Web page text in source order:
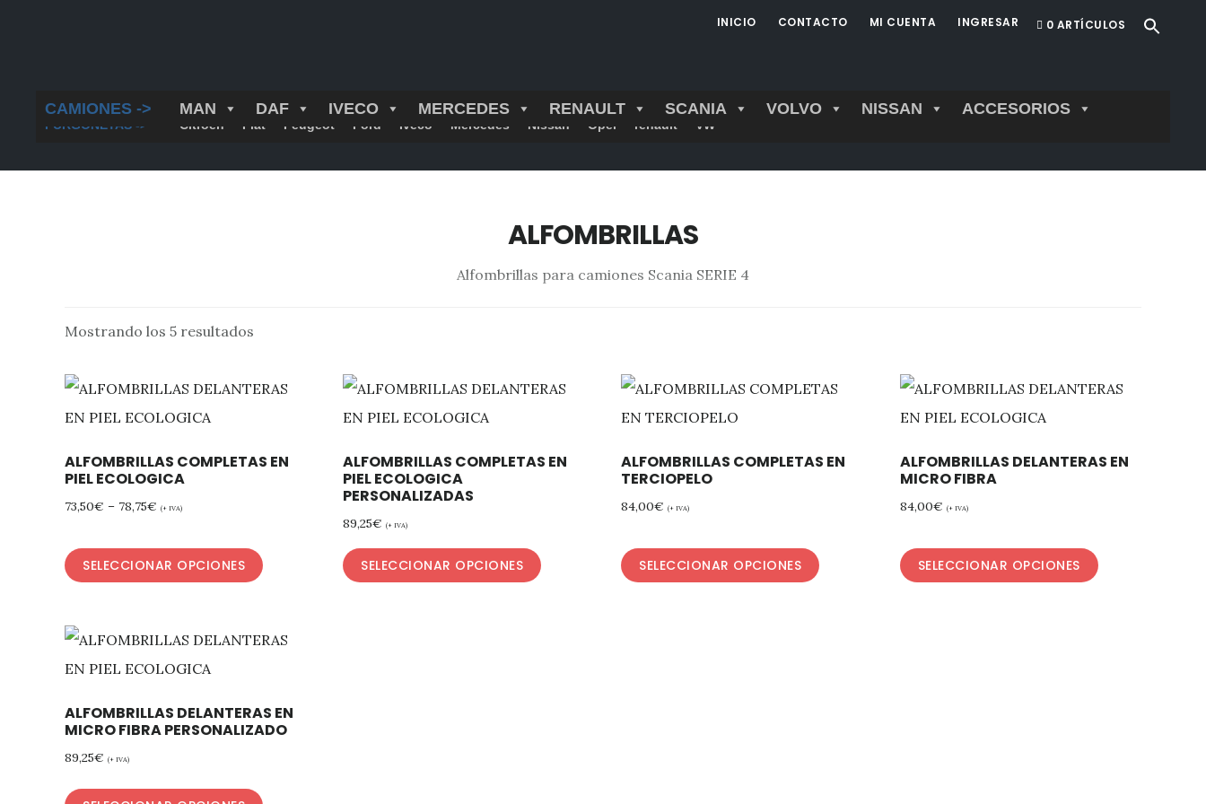
principal
INICIO CONTACTO MI CUENTA INGRESAR 0 ARTÍCULOS
FURGONETAS -> Citroën Fiat Peugeot Ford Iveco Mercedes Nissan Opel renault VW
CAMIONES -> MAN DAF IVECO MERCEDES RENAULT SCANIA VOLVO NISSAN ACCESORIOS
ALFOMBRILLAS
Alfombrillas para camiones Scania SERIE 4
Mostrando los 5 resultados
ALFOMBRILLAS COMPLETAS EN
PIEL ECOLOGICA
73,50€ – 78,75€ (+ IVA)
SELECCIONAR OPCIONES
ALFOMBRILLAS COMPLETAS EN
PIEL ECOLOGICA
PERSONALIZADAS
89,25€ (+ IVA)
SELECCIONAR OPCIONES
ALFOMBRILLAS COMPLETAS EN
TERCIOPELO
84,00€ (+ IVA)
SELECCIONAR OPCIONES
ALFOMBRILLAS DELANTERAS EN
MICRO FIBRA
84,00€ (+ IVA)
SELECCIONAR OPCIONES
ALFOMBRILLAS DELANTERAS EN
MICRO FIBRA PERSONALIZADO
89,25€ (+ IVA)